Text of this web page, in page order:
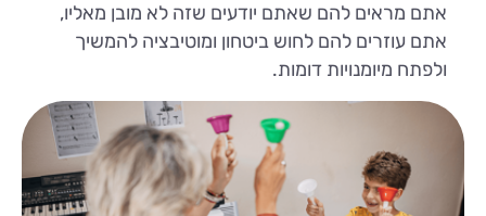
אתם מראים להם שאתם יודעים שזה לא מובן מאליו,
אתם עוזרים להם לחוש ביטחון ומוטיבציה להמשיך
ולפתח מיומנויות דומות.